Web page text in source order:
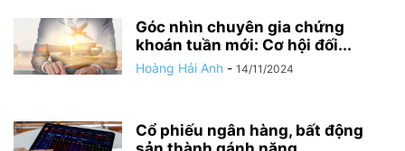
Góc nhìn chuyên gia chứng
khoán tuần mới: Cơ hội đối...
Hoàng Hải Anh - 14/11/2024
Cổ phiếu ngân hàng, bất động